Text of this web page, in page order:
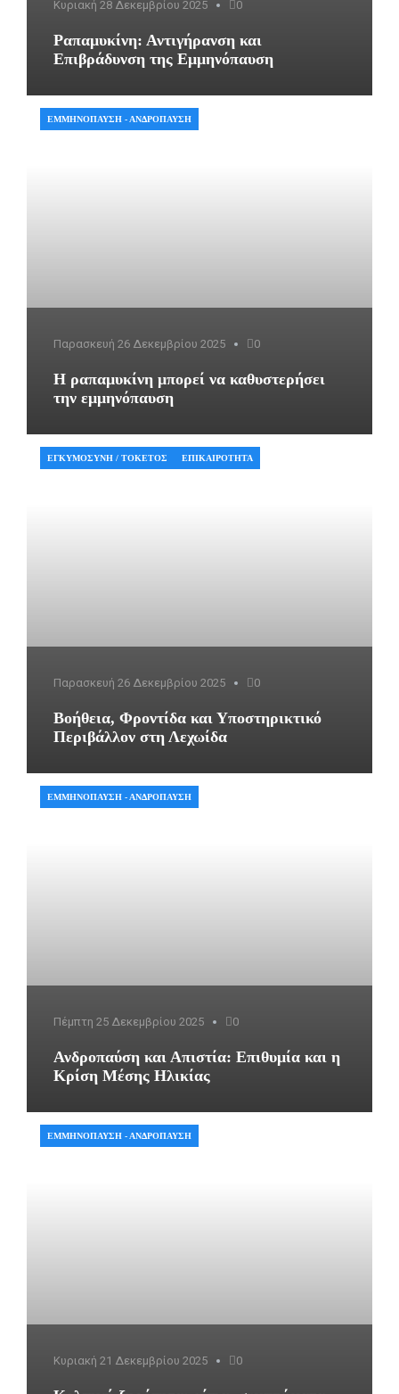
Κυριακή 28 Δεκεμβρίου 2025 0
Ραπαμυκίνη: Αντιγήρανση και
Επιβράδυνση της Εμμηνόπαυση
Παρασκευή 26 Δεκεμβρίου 2025 0
Η ραπαμυκίνη μπορεί να καθυστερήσει
την εμμηνόπαυση
ΕΜΜΗΝΌΠΑΥΣΗ - ΑΝΔΡΌΠΑΥΣΗ
Παρασκευή 26 Δεκεμβρίου 2025 0
Βοήθεια, Φροντίδα και Υποστηρικτικό
Περιβάλλον στη Λεχωίδα
ΕΓΚΥΜΟΣΎΝΗ / ΤΟΚΕΤΌΣ ΕΠΙΚΑΙΡΌΤΗΤΑ
Πέμπτη 25 Δεκεμβρίου 2025 0
Ανδροπαύση και Απιστία: Επιθυμία και η
Κρίση Μέσης Ηλικίας
ΕΜΜΗΝΌΠΑΥΣΗ - ΑΝΔΡΌΠΑΥΣΗ
Κυριακή 21 Δεκεμβρίου 2025 0
ΕΜΜΗΝΌΠΑΥΣΗ - ΑΝΔΡΌΠΑΥΣΗ